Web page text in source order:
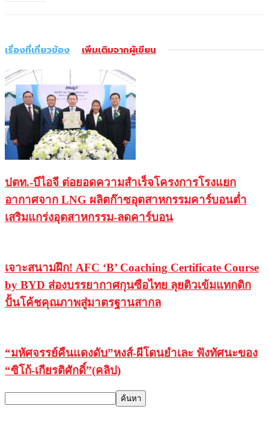
เรื่องที่เกี่ยวข้อง เพิ่มเติมจากผู้เขียน
ปตท.-บีไอจี ต่อยอดความสำเร็จโครงการโรงแยก
อากาศจาก LNG ผลิตก๊าซอุตสาหกรรมคาร์บอนต่ำ
เสริมแกร่งอุตสาหกรรม-ลดคาร์บอน
เจาะสนามฝึก! AFC ‘B’ Coaching Certificate Course
by BYD ส่องบรรยากาศกุนซือไทย ลุยติวเข้มแทกติก
ปั้นโค้ชคุณภาพสู่มาตรฐานสากล
“มหัศจรรย์คืนแดงดับ”หงส์-ผีโดนยำเละ ฟังทัศนะของ
“ซิโก้-เกียรติศักดิ์”(คลิป)